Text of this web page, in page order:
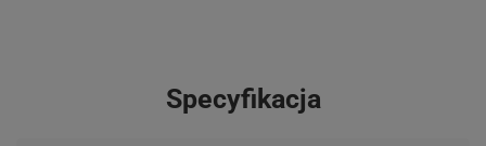
Specyfikacja